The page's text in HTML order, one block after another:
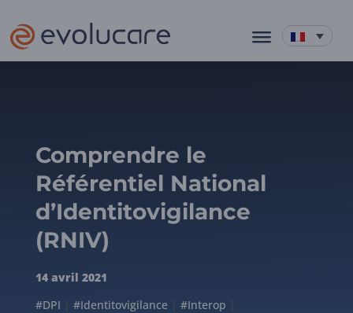
Comprendre le
Référentiel National
d’Identitovigilance
(RNIV)
14 avril 2021
#DPI
#Identitovigilance| #Interop